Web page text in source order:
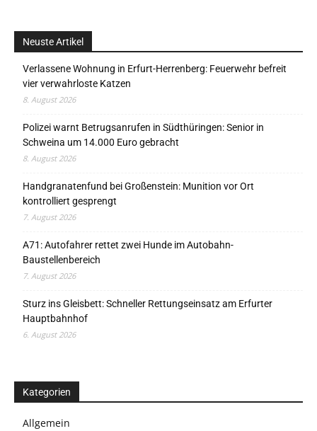
Neuste Artikel
Verlassene Wohnung in Erfurt-Herrenberg: Feuerwehr befreit
vier verwahrloste Katzen
8. August 2026
Polizei warnt Betrugsanrufen in Südthüringen: Senior in
Schweina um 14.000 Euro gebracht
8. August 2026
Handgranatenfund bei Großenstein: Munition vor Ort
kontrolliert gesprengt
7. August 2026
A71: Autofahrer rettet zwei Hunde im Autobahn-
Baustellenbereich
7. August 2026
Sturz ins Gleisbett: Schneller Rettungseinsatz am Erfurter
Hauptbahnhof
6. August 2026
Kategorien
Allgemein